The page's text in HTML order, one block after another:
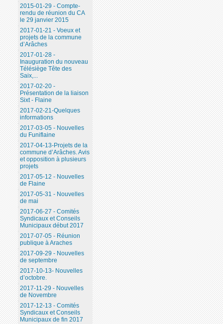
2015-01-29 - Compte-
rendu de réunion du CA
le 29 janvier 2015
2017-01-21 - Voeux et
projets de la commune
d’Arâches
2017-01-28 -
Inauguration du nouveau
Télésiège Tête des
Saix,...
2017-02-20 -
Présentation de la liaison
Sixt - Flaine
2017-02-21-Quelques
informations
2017-03-05 - Nouvelles
du Funiflaine
2017-04-13-Projets de la
commune d’Arâches. Avis
et opposition à plusieurs
projets
2017-05-12 - Nouvelles
de Flaine
2017-05-31 - Nouvelles
de mai
2017-06-27 - Comités
Syndicaux et Conseils
Municipaux début 2017
2017-07-05 - Réunion
publique à Araches
2017-09-29 - Nouvelles
de septembre
2017-10-13- Nouvelles
d’octobre.
2017-11-29 - Nouvelles
de Novembre
2017-12-13 - Comités
Syndicaux et Conseils
Municipaux de fin 2017